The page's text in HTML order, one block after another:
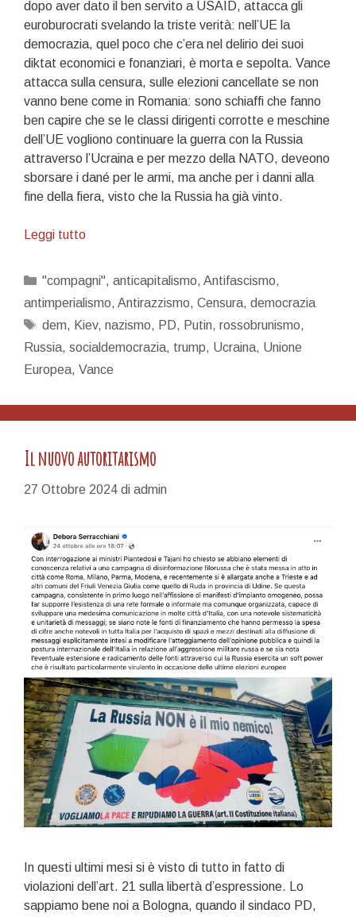
dopo aver dato il ben servito a USAID, attacca gli
euroburocrati svelando la triste verità: nell’UE la
democrazia, quel poco che c’era nel delirio dei suoi
diktat economici e fonanziari, è morta e sepolta. Vance
attacca sulla censura, sulle elezioni cancellate se non
vanno bene come in Romania: sono schiaffi che fanno
ben capire che se le classi dirigenti corrotte e meschine
dell’UE vogliono continuare la guerra con la Russia
attraverso l’Ucraina e per mezzo della NATO, deveono
sborsare i dané per le armi, ma anche per i danni alla
fine della fiera, visto che la Russia ha già vinto.
Leggi tuttoRossobruni
sarete
voi…
Categorie
"compagni", anticapitalismo, Antifascismo,
antimperialismo, Antirazzismo, Censura, democrazia
Tag
dem, Kiev, nazismo, PD, Putin, rossobrunismo,
Russia, socialdemocrazia, trump, Ucraina, Unione
Europea, Vance
Il nuovo autoritarismo
27 Ottobre 2024 di admin
In questi ultimi mesi si è visto di tutto in fatto di
violazioni dell’art. 21 sulla libertà d’espressione. Lo
sappiamo bene noi a Bologna, quando il sindaco PD,